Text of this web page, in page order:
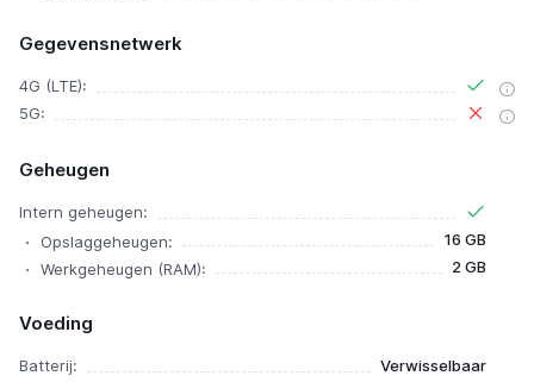
Gegevensnetwerk
4G (LTE):
5G:
Geheugen
Intern geheugen:
Opslaggeheugen:
16 GB
Werkgeheugen (RAM):
2 GB
Voeding
Batterij:
Verwisselbaar